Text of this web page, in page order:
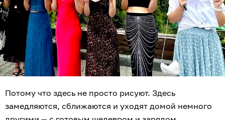
Потому что здесь не просто рисуют. Здесь
замедляются, сближаются и уходят домой немного